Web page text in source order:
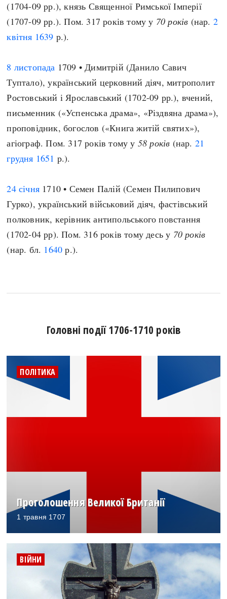
(1704-09 рр.), князь Священної Римської Імперії
(1707-09 рр.). Пом. 317 років тому у 70 років (нар. 2
квітня 1639 р.).
8 листопада 1709 • Димитрій (Данило Савич
Туптало), український церковний діяч, митрополит
Ростовський і Ярославський (1702-09 рр.), вчений,
письменник («Успенська драма», «Різдвяна драма»),
проповідник, богослов («Книга житій святих»),
агіограф. Пом. 317 років тому у 58 років (нар. 21
грудня 1651 р.).
24 січня 1710 • Семен Палій (Семен Пилипович
Гурко), український військовий діяч, фастівський
полковник, керівник антипольського повстання
(1702-04 рр). Пом. 316 років тому десь у 70 років
(нар. бл. 1640 р.).
Головні події 1706-1710 років
ПОЛІТИКА
Проголошення Великої Британії
1 травня 1707
ВІЙНИ